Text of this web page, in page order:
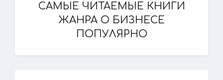
САМЫЕ ЧИТАЕМЫЕ КНИГИ
ЖАНРА О БИЗНЕСЕ
ПОПУЛЯРНО